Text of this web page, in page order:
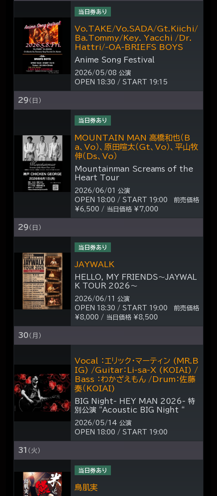
当日券あり
Anime Song Festival
Vo.TAKE/Vo.SADA/Gt.Kiichi/
Ba.Tommy/Key. Yacchi /Dr.
Hattri/-OA-BRIEFS BOYS
2026/05/08 公演
OPEN 18:30 / START 19:15
29 （日）
当日券あり
Mountainman Screams of the
Heart Tour
MOUNTAIN MAN 高橋和也（B
a、Vo）、原田喧太（Gt、Vo）、平山牧
伸（Ds、Vo）
2026/06/01 公演
OPEN 18:00 / START 19:00 前売価格
¥6,500 / 当日価格 ¥7,000
29 （日）
当日券あり
HELLO, MY FRIENDS～JAYWAL
K TOUR 2026～
JAYWALK
2026/06/11 公演
OPEN 18:30 / START 19:00 前売価格
¥8,000 / 当日価格 ¥8,500
30 （月）
BIG Night- HEY MAN 2026- 特
別公演 “Acoustic BIG Night “
Vocal ：エリック・マーティン (MR.B
IG) /Guitar：Li-sa-X (KOIAI) /
Bass ：わかざえもん /Drum：佐藤
奏（KOIAI)
2026/05/14 公演
OPEN 18:00 / START 19:00
31 （火）
当日券あり
鳥肌実